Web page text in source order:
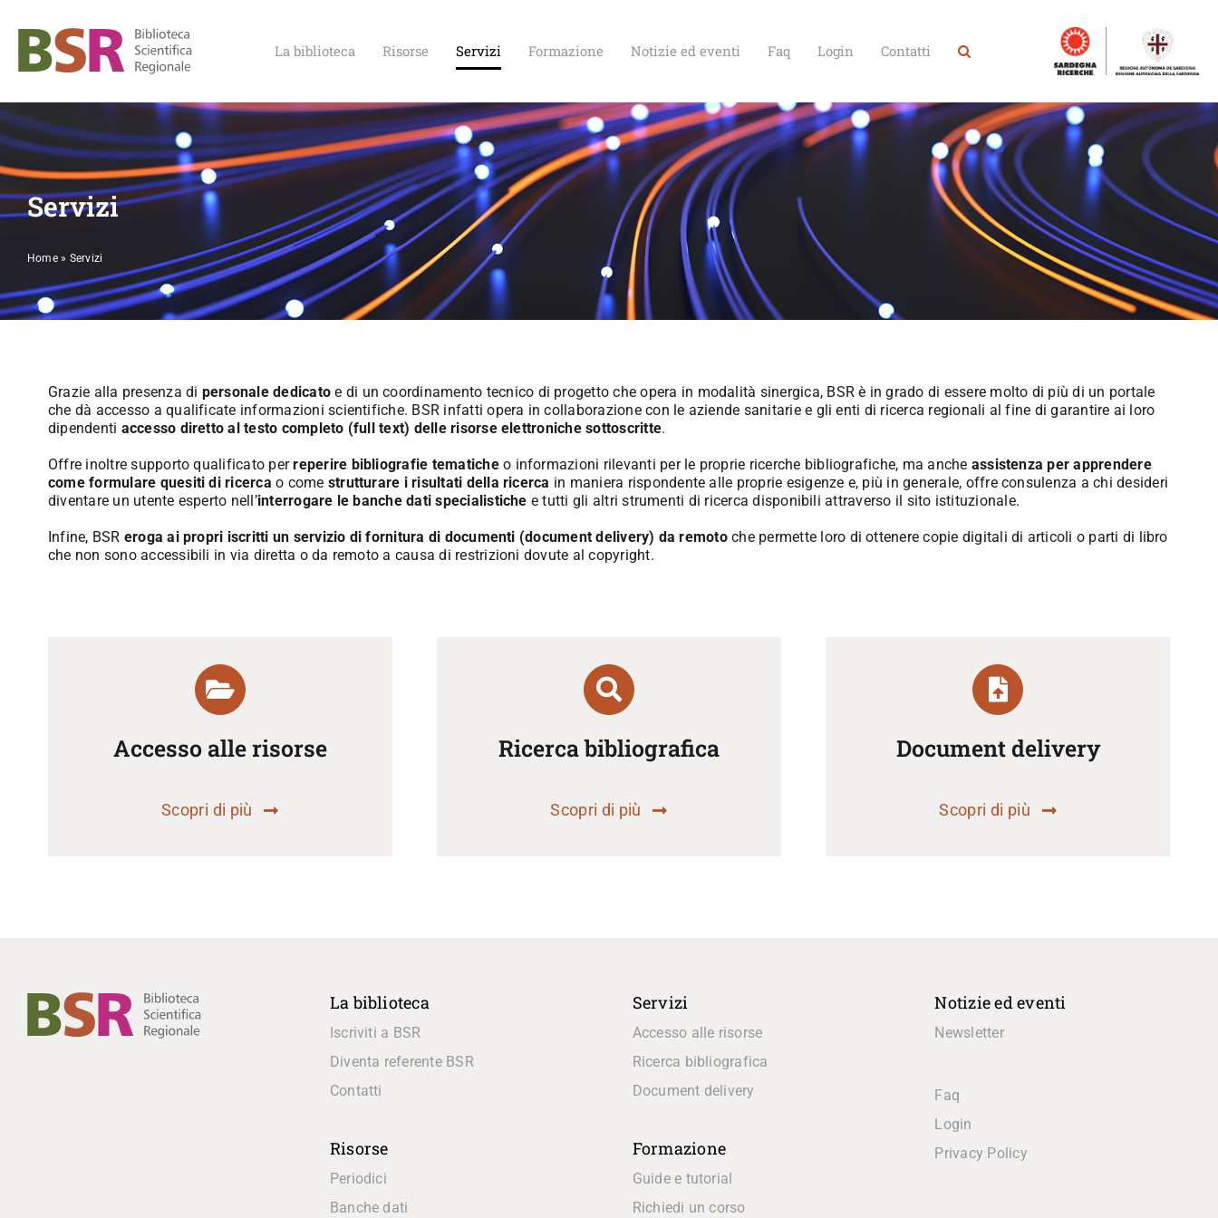
contenuto
La biblioteca Risorse Servizi Formazione Notizie ed eventi Faq Login Contatti
Servizi
Home» Servizi
Grazie alla presenza di personale dedicato e di un coordinamento tecnico di progetto che opera in modalità sinergica, BSR è in grado di essere molto di più di un portale
che dà accesso a qualificate informazioni scientifiche. BSR infatti opera in collaborazione con le aziende sanitarie e gli enti di ricerca regionali al fine di garantire ai loro
dipendenti accesso diretto al testo completo (full text) delle risorse elettroniche sottoscritte.
Offre inoltre supporto qualificato perreperire bibliografie tematicheo informazioni rilevanti per le proprie ricerche bibliografiche, ma anche assistenza per apprendere
come formulare quesiti di ricerca o come strutturare i risultati della ricerca in maniera rispondente alle proprie esigenze e, più in generale, offre consulenza a chi desideri
diventare un utente esperto nell’interrogare le banche dati specialistiche e tutti gli altri strumenti di ricerca disponibili attraverso il sito istituzionale.
Infine, BSR eroga ai propri iscritti un servizio di fornitura di documenti (document delivery) da remotoche permette loro di ottenere copie digitali di articoli o parti di libro
che non sono accessibili in via diretta o da remoto a causa di restrizioni dovute al copyright.
Accesso alle risorse
Scopri di più
Ricerca bibliografica
Scopri di più
Document delivery
Scopri di più
La biblioteca
Iscriviti a BSR
Diventa referente BSR
Contatti
Risorse
Periodici
Banche dati
Servizi
Accesso alle risorse
Ricerca bibliografica
Document delivery
Formazione
Guide e tutorial
Richiedi un corso
Notizie ed eventi
Newsletter
Faq
Login
Privacy Policy